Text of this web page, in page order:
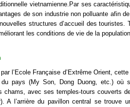
vietnamienne.Par ses
de son industrie non polluante afin
structures d’accueil des
les conditions de vie de la
l’Ecole Française d’Extrême Orient,
pays (My Son, Dong Duong, etc.) où
chams, avec ses temples-tours couverts
A l’arrière du pavillon central se trouve